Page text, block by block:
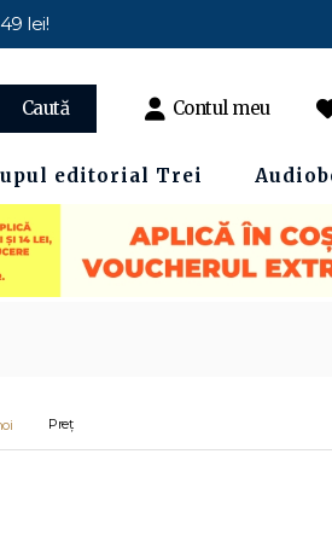
lei!
Caută Contul meu
editorial Trei
Preț